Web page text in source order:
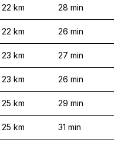
22 km 28 min
22 km 26 min
23 km 27 min
23 km 26 min
25 km 29 min
25 km 31 min